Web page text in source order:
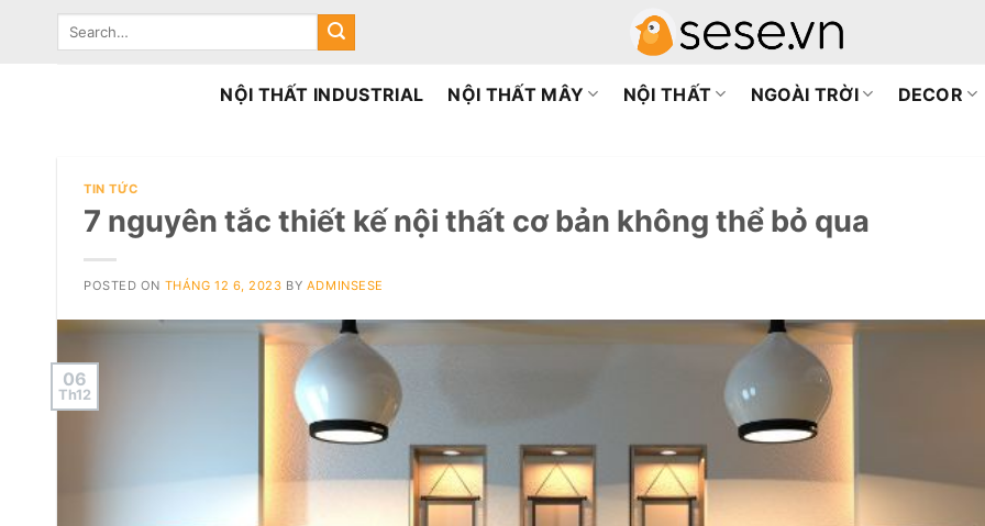
Search
NỘI THẤT INDUSTRIAL NỘI THẤT MÂY NỘI THẤT NGOÀI TRỜI DECOR
TIN TỨC
7 nguyên tắc thiết kế nội thất cơ bản không thể bỏ qua
POSTED ON THÁNG 12 6, 2023 BY ADMINSESE
06
Th12